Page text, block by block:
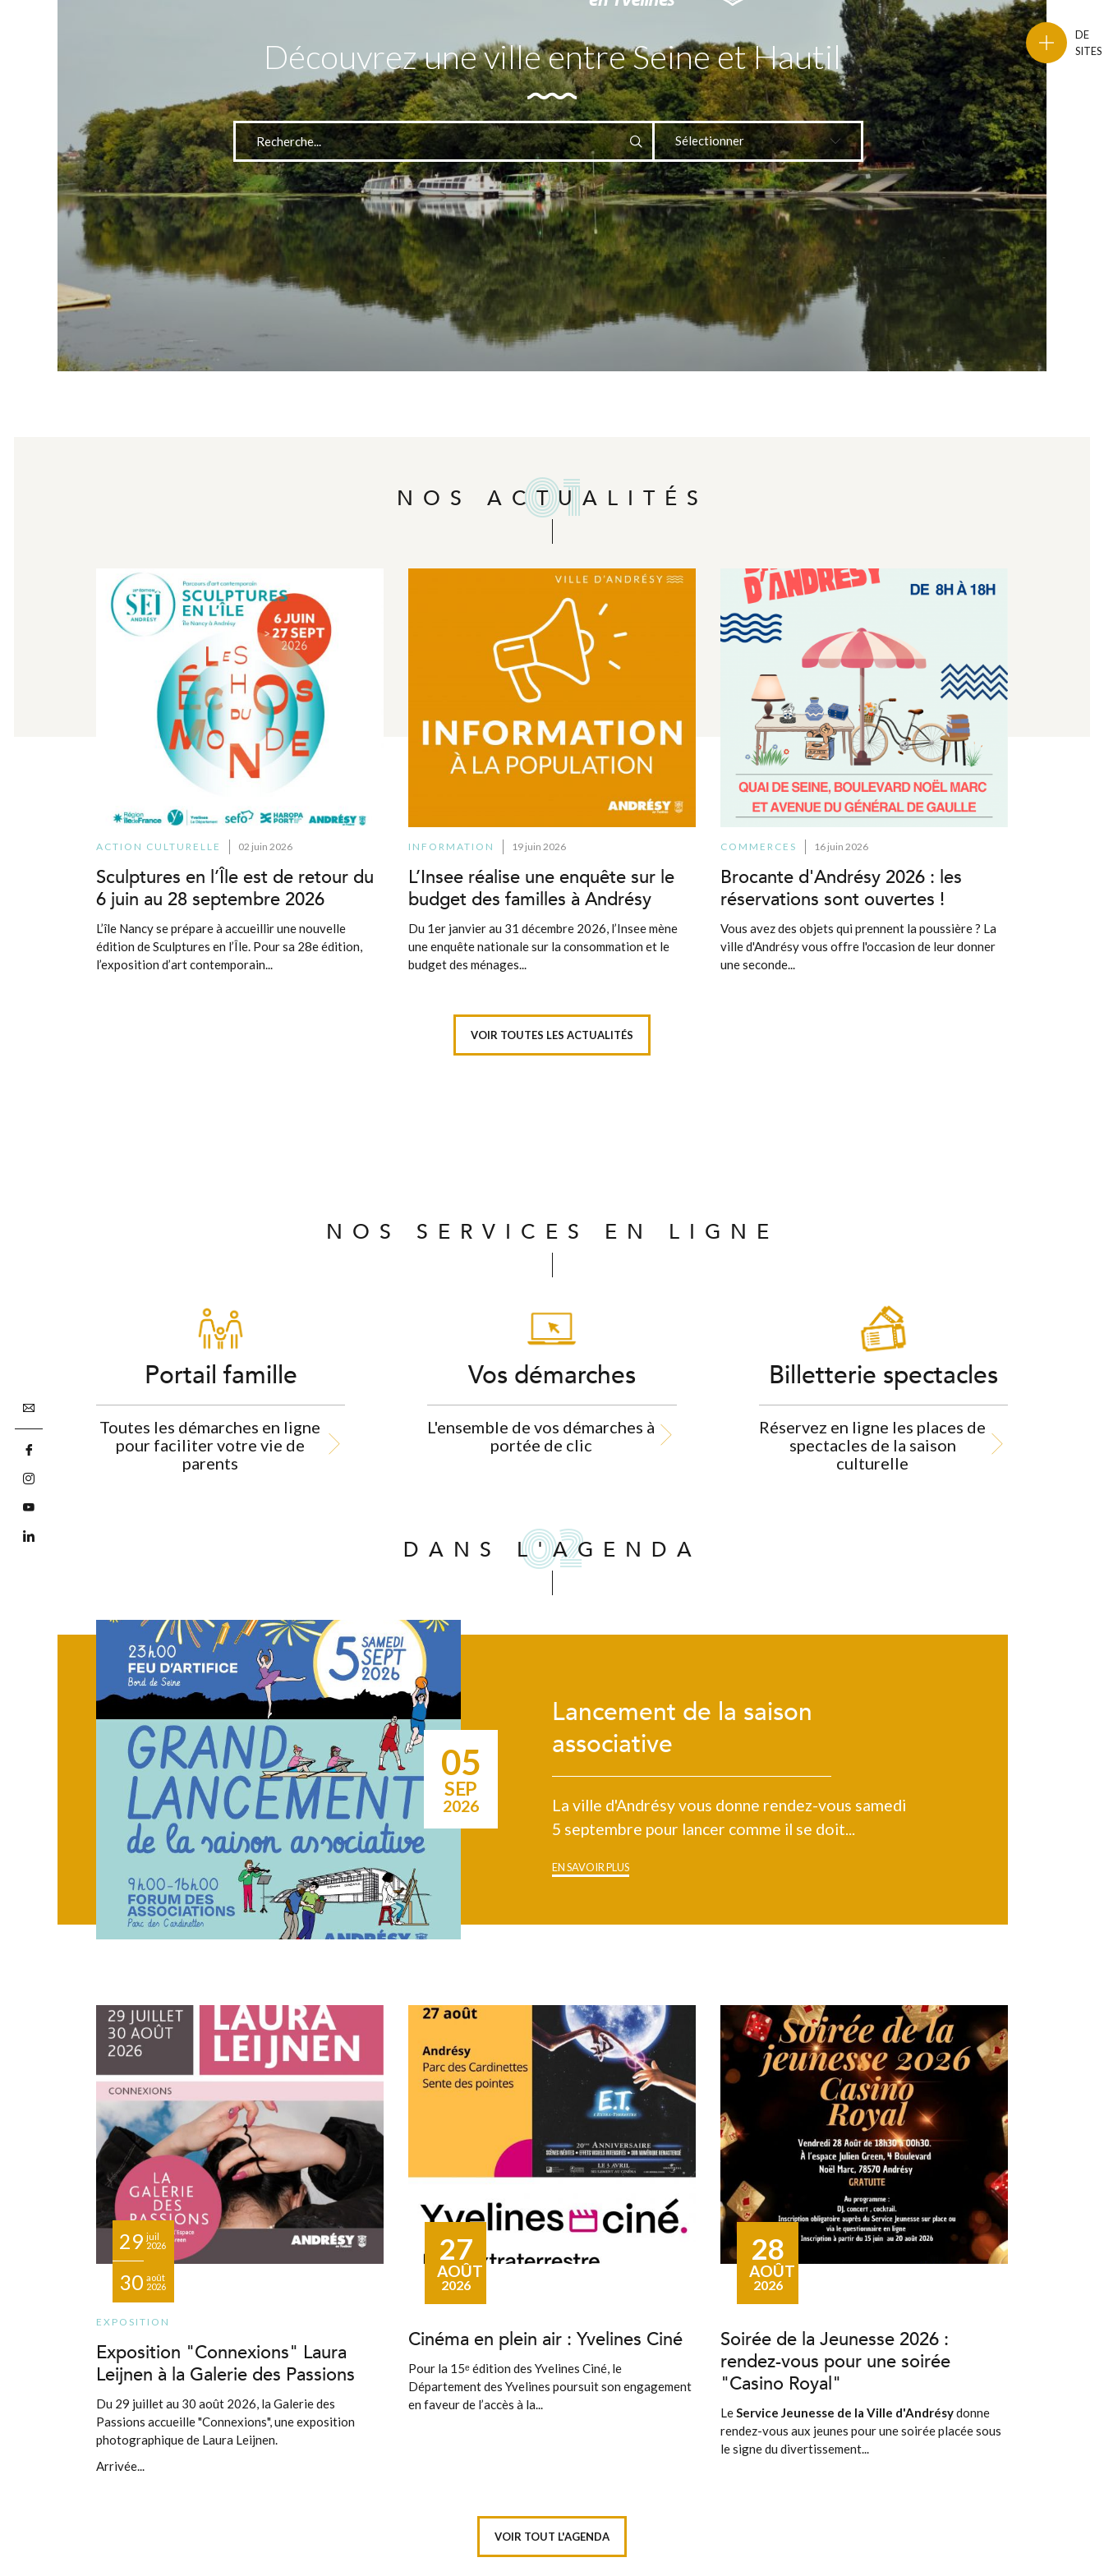
Découvrez une ville entre Seine et Hautil
Sélectionner
DE
SITES
NOS ACTUALITÉS
ACTION CULTURELLE 02 juin 2026
Sculptures en l’Île est de retour du
6 juin au 28 septembre 2026
L’île Nancy se prépare à accueillir une nouvelle
édition de Sculptures en l’Île. Pour sa 28e édition,
l’exposition d’art contemporain...
INFORMATION 19 juin 2026
L’Insee réalise une enquête sur le
budget des familles à Andrésy
Du 1er janvier au 31 décembre 2026, l’Insee mène
une enquête nationale sur la consommation et le
budget des ménages...
COMMERCES 16 juin 2026
Brocante d'Andrésy 2026 : les
réservations sont ouvertes !
Vous avez des objets qui prennent la poussière ? La
ville d'Andrésy vous offre l'occasion de leur donner
une seconde...
VOIR TOUTES LES ACTUALITÉS
NOS SERVICES EN LIGNE
Portail famille
Toutes les démarches en ligne
pour faciliter votre vie de
parents
Vos démarches
L'ensemble de vos démarches à
portée de clic
Billetterie spectacles
Réservez en ligne les places de
spectacles de la saison
culturelle
DANS L'AGENDA
05
SEP
2026
Lancement de la saison
associative
La ville d'Andrésy vous donne rendez-vous samedi
5 septembre pour lancer comme il se doit...
EN SAVOIR PLUS
29 juil
2026
30 août
2026
EXPOSITION
Exposition "Connexions" Laura
Leijnen à la Galerie des Passions
Du 29 juillet au 30 août 2026, la Galerie des
Passions accueille "Connexions", une exposition
photographique de Laura Leijnen.
Arrivée...
27
AOÛT
2026
Cinéma en plein air : Yvelines Ciné
Pour la 15ᵉ édition des Yvelines Ciné, le
Département des Yvelines poursuit son engagement
en faveur de l’accès à la...
28
AOÛT
2026
Soirée de la Jeunesse 2026 :
rendez-vous pour une soirée
"Casino Royal"
Le Service Jeunesse de la Ville d'Andrésydonne
rendez-vous aux jeunes pour une soirée placée sous
le signe du divertissement...
VOIR TOUT L'AGENDA